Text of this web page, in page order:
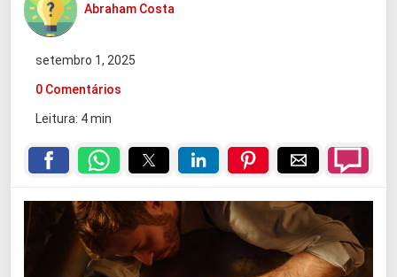
Abraham Costa
setembro 1, 2025
0 Comentários
Leitura: 4 min